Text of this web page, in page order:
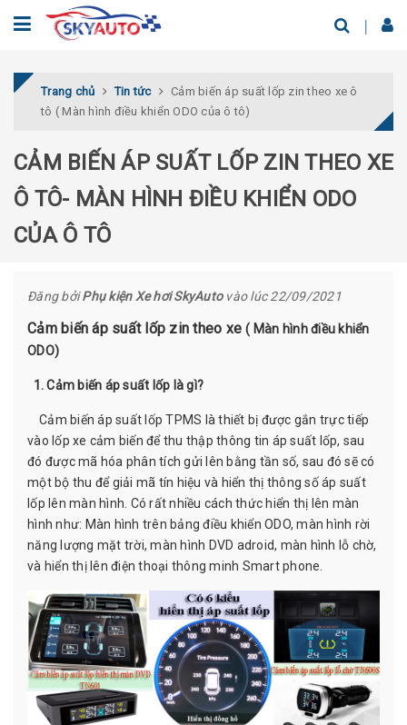
Trang chủ Tin tức
Cảm biến áp suất lốp zin theo xe ô
tô ( Màn hình điều khiển ODO của ô tô)
CẢM BIẾN ÁP SUẤT LỐP ZIN THEO XE
Ô TÔ- MÀN HÌNH ĐIỀU KHIỂN ODO
CỦA Ô TÔ
Đăng bởiPhụ kiện Xe hơi SkyAutovào lúc 22/09/2021
Cảm biến áp suất lốp zin theo xe ( Màn hình điều khiển
ODO)
1. Cảm biến áp suất lốp là gì?
Cảm biến áp suất lốp TPMS là thiết bị được gắn trực tiếp
vào lốp xe cảm biến để thu thập thông tin áp suất lốp, sau
đó được mã hóa phân tích gửi lên bằng tần số, sau đó sẽ có
một bộ thu để giải mã tín hiệu và hiển thị thông số áp suất
lốp lên màn hình. Có rất nhiều cách thức hiển thị lên màn
hình như: Màn hình trên bảng điều khiển ODO, màn hình rời
năng lượng mặt trời, màn hình DVD adroid, màn hình lỗ chờ,
và hiển thị lên điện thoại thông minh Smart phone.